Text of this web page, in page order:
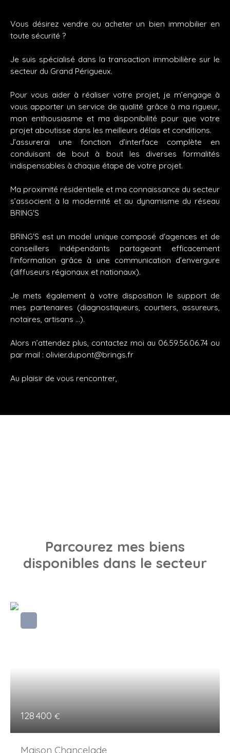
Vous désirez vendre ou acheter un bien immobilier en
toute sécurité ?
Je suis spécialisé dans la transaction immobilière sur le
secteur du Grand Périgueux.
Pour vous aider à réaliser votre projet, je m’engage à
vous apporter un service de qualité grâce à ma rigueur,
mon enthousiasme et ma disponibilité pour que votre
projet aboutisse dans les meilleurs délais et conditions.
J’assurerai une fonction d’interface complète en
conduisant de bout à bout les diverses formalités
indispensables à chaque étape de votre projet.
Ma proximité résidentielle et ma connaissance du secteur
s’associent à la modernité et au dynamisme du réseau
BRING'S
BRING'S est un model unique composé d'agences et de
conseillers indépendants partageant efficacement
l’information grâce à une communication d’envergure
(diffuseurs régionaux et nationaux).
Je mets également à votre disposition le support de
mes partenaires (diagnostiqueurs, courtiers, assureurs,
notaires, artisans …).
Alors n’attendez plus, contactez moi au 06.59.56.06.74 ou
par mail : olivier.dupont@brings.fr
Au plaisir de vous rencontrer,
Parcourez mes biens
disponibles dans le secteur
128 400 €
Maison Chancelade